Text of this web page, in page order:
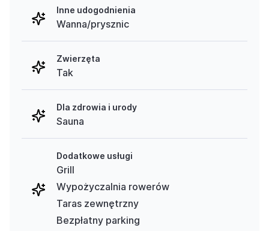
Inne udogodnienia
Wanna/prysznic
Zwierzęta
Tak
Dla zdrowia i urody
Sauna
Dodatkowe usługi
Grill
Wypożyczalnia rowerów
Taras zewnętrzny
Bezpłatny parking